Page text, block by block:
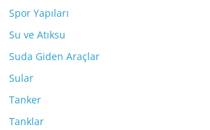
Spor Yapıları
Su ve Atıksu
Suda Giden Araçlar
Sular
Tanker
Tanklar